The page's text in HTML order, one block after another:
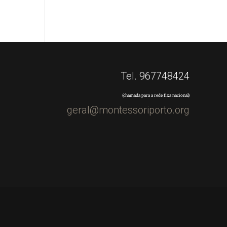
Tel. 967748424
(chamada para a rede fixa nacional)
geral@montessoriporto.org